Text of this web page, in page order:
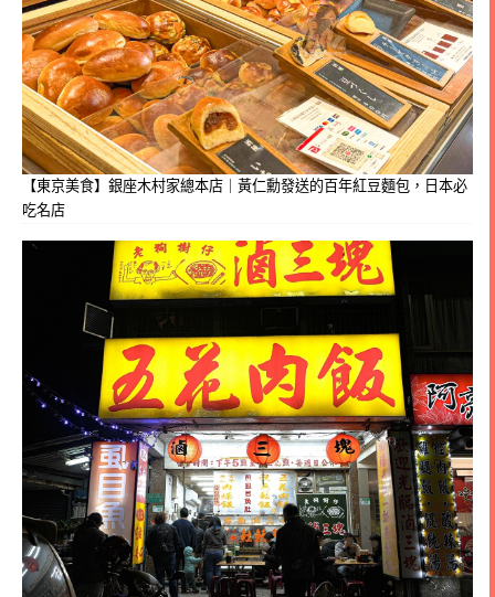
【東京美食】銀座木村家總本店｜黃仁勳發送的百年紅豆麵包，日本必
吃名店